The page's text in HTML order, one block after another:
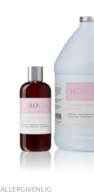
ALLERGIVENLIG